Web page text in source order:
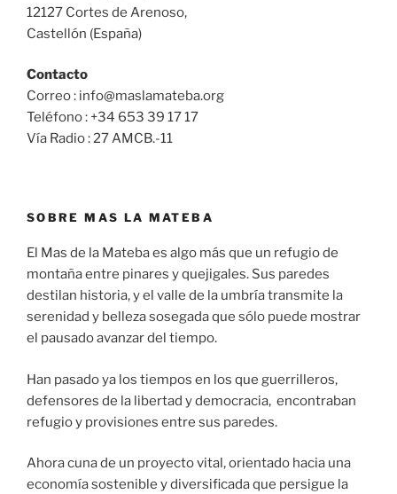
12127 Cortes de Arenoso,
Castellón (España)
Contacto
Correo : info@maslamateba.org
Teléfono : +34 653 39 17 17
Vía Radio : 27 AMCB.-11
SOBRE MAS LA MATEBA
El Mas de la Mateba es algo más que un refugio de
montaña entre pinares y quejigales. Sus paredes
destilan historia, y el valle de la umbría transmite la
serenidad y belleza sosegada que sólo puede mostrar
el pausado avanzar del tiempo.
Han pasado ya los tiempos en los que guerrilleros,
defensores de la libertad y democracia, encontraban
refugio y provisiones entre sus paredes.
Ahora cuna de un proyecto vital, orientado hacia una
economía sostenible y diversificada que persigue la